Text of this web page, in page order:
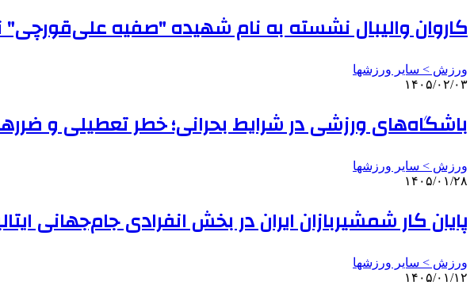
کاروان والیبال نشسته به نام شهیده "صفیه
ورزش > سایر ورزشها
۱۴۰۵/۰۲/۰۳
باشگاه‌های ورزشی در شرایط بحرانی؛ خطر تعطیلی و
ورزش > سایر ورزشها
۱۴۰۵/۰۱/۲۸
پایان کار شمشیربازان ایران در بخش انفرادی جام‌جهانی
ورزش > سایر ورزشها
۱۴۰۵/۰۱/۱۲